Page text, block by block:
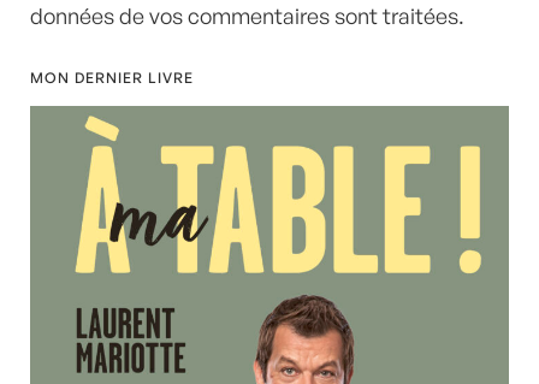
données de vos commentaires sont traitées.
MON DERNIER LIVRE